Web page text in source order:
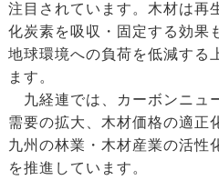
注目されています。木材は再
化炭素を吸収・固定する効果
地球環境への負荷を低減する
ます。
九経連では、カーボンニュ
需要の拡大、木材価格の適正
九州の林業・木材産業の活性
を推進しています。